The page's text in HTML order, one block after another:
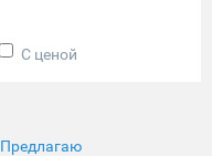
С ценой
Предлагаю